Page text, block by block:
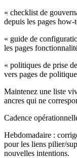
« checklist de
depuis les pages how-
« guide de
les pages
« politiques de prise
vers pages de
Maintenez une liste
ancres qui ne
Cadence
Hebdomadaire :
pour les liens pilier/
nouvelles intentions.